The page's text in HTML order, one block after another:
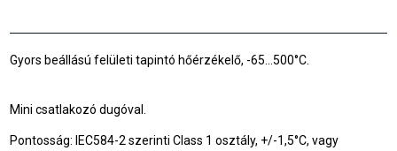
Gyors beállású felületi tapintó hőérzékelő, -65...500°C.
Mini csatlakozó dugóval.
Pontosság: IEC584-2 szerinti Class 1 osztály, +/-1,5°C, vagy